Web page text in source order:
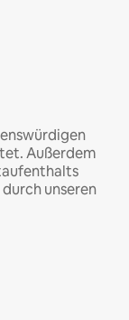
Außerdem
unseren